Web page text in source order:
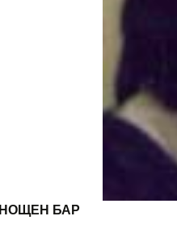
НОЩЕН БАР